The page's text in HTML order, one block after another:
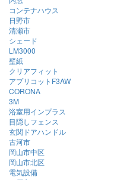
コンテナハウス
日野市
清瀬市
シェード
LM3000
壁紙
クリアフィット
アプリコットF3AW
CORONA
3M
浴室用インプラス
目隠しフェンス
玄関ドアハンドル
古河市
岡山市中区
岡山市北区
電気設備